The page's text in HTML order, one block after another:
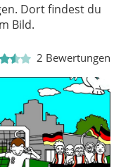
Dort findest du
Bild.
2 Bewertungen